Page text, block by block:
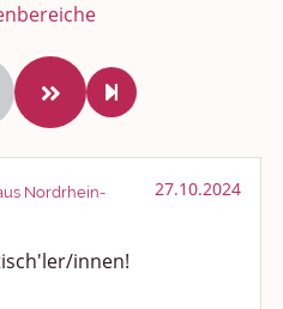
Nordrhein-
27.10.2024
innen!